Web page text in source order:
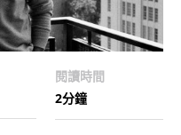
閱讀時間
2分鐘